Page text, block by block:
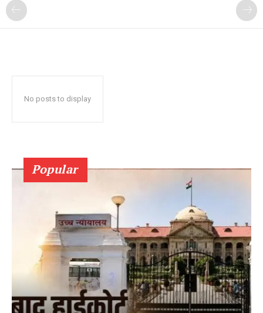
No posts to display
Popular